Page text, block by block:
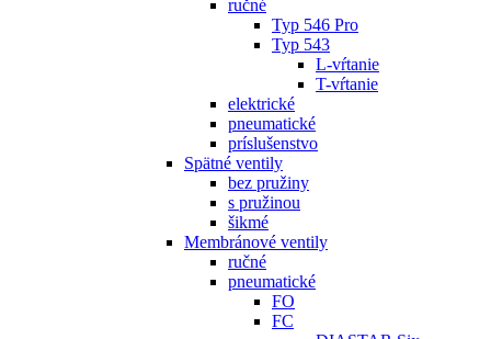
ručné
Typ 546 Pro
Typ 543
L-vŕtanie
T-vŕtanie
elektrické
pneumatické
príslušenstvo
Spätné ventily
bez pružiny
s pružinou
šikmé
Membránové ventily
ručné
pneumatické
FO
FC